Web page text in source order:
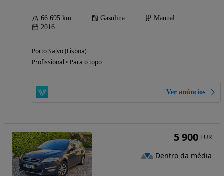
66 695 km Gasolina
Manual
2016
Porto Salvo (Lisboa)
Profissional • Para o topo
Ver anúncios
5 900 EUR
Dentro da média